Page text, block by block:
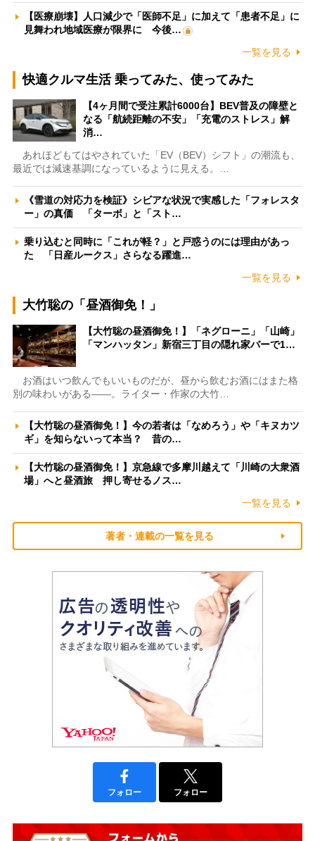
【医療崩壊】人口減少で「医師不足」に加えて「患者不足」に
見舞われ地域医療が限界に 今後…
一覧を見る
快適クルマ生活 乗ってみた、使ってみた
【4ヶ月間で受注累計6000台】BEV普及の障壁と
なる「航続距離の不安」「充電のストレス」解
消…
あれほどもてはやされていた「EV（BEV）シフト」の潮流も、
最近では減速基調になっているように見える。…
《雪道の対応力を検証》シビアな状況で実感した「フォレスタ
ー」の真価 「ターボ」と「スト…
乗り込むと同時に「これが軽？」と戸惑うのには理由があっ
た 「日産ルークス」さらなる躍進…
一覧を見る
大竹聡の「昼酒御免！」
【大竹聡の昼酒御免！】「ネグローニ」「山崎」
「マンハッタン」新宿三丁目の隠れ家バーで1…
お酒はいつ飲んでもいいものだが、昼から飲むお酒にはまた格
別の味わいがある――。ライター・作家の大竹…
【大竹聡の昼酒御免！】今の若者は「なめろう」や「キヌカツ
ギ」を知らないって本当？ 昔の…
【大竹聡の昼酒御免！】京急線で多摩川越えて「川崎の大衆酒
場」へと昼酒旅 押し寄せるノス…
一覧を見る
著者・連載の一覧を見る
フォロー フォロー